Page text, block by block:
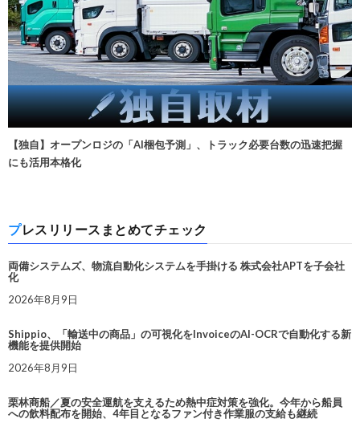
【独自】オープンロジの「AI梱包予測」、トラック必要台数の迅速把握
にも活用本格化
プレスリリースまとめてチェック
両備システムズ、物流自動化システムを手掛ける 株式会社APTを子会社
化
2026年8月9日
Shippio、「輸送中の商品」の可視化をInvoiceのAI-OCRで自動化する新
機能を提供開始
2026年8月9日
栗林商船／夏の安全運航を支えるため熱中症対策を強化。今年から船員
への飲料配布を開始、4年目となるファン付き作業服の支給も継続